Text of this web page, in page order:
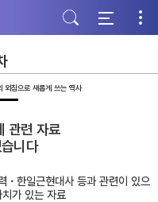
외침으로 새롭게 쓰는 역사
관련 자료
니다
・한일근현대사 등과 관련이 있으
가 있는 자료